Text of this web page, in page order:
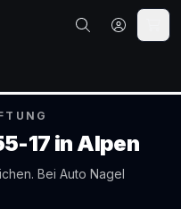
17 in Alpen
Bei Auto Nagel